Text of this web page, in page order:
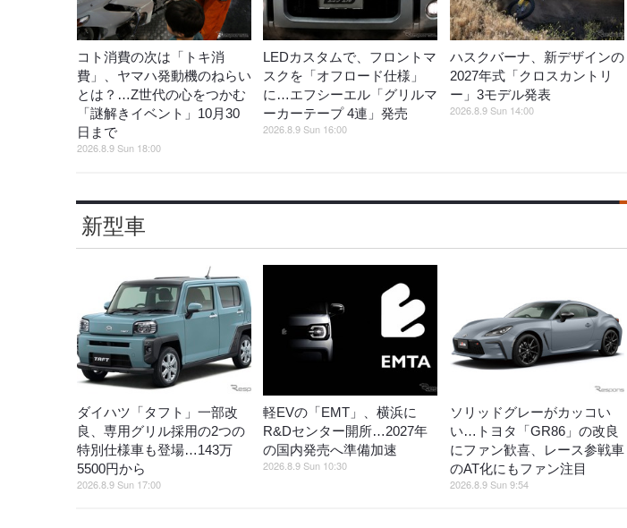
コト消費の次は「トキ消
費」、ヤマハ発動機のねらい
とは？…Z世代の心をつかむ
「謎解きイベント」10月30
日まで
2026.8.9 Sun 18:00
LEDカスタムで、フロントマ
スクを「オフロード仕様」
に…エフシーエル「グリルマ
ーカーテープ 4連」発売
2026.8.9 Sun 16:00
ハスクバーナ、新デザインの
2027年式「クロスカントリ
ー」3モデル発表
2026.8.9 Sun 14:00
新型車
ダイハツ「タフト」一部改
良、専用グリル採用の2つの
特別仕様車も登場…143万
5500円から
2026.8.9 Sun 17:00
軽EVの「EMT」、横浜に
R&Dセンター開所…2027年
の国内発売へ準備加速
2026.8.9 Sun 10:30
ソリッドグレーがカッコい
い…トヨタ「GR86」の改良
にファン歓喜、レース参戦車
のAT化にもファン注目
2026.8.9 Sun 9:54